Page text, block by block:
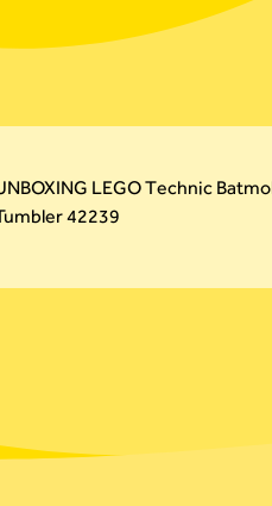
LEGO Technic
42239